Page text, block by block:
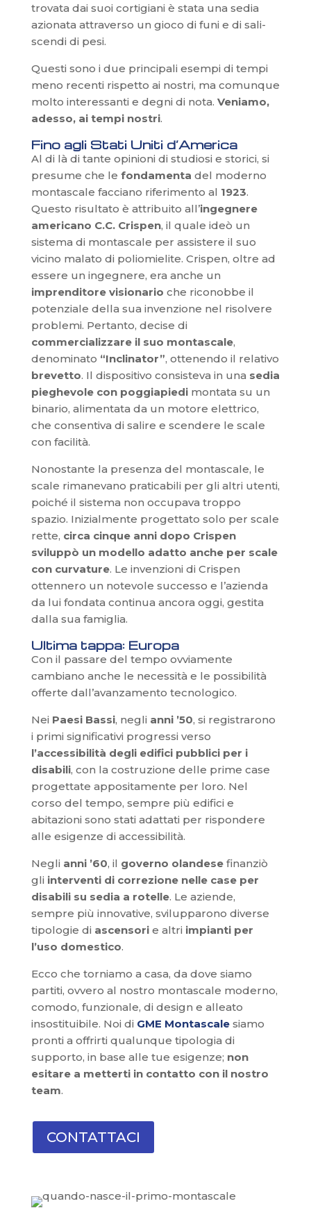
trovata dai suoi cortigiani è stata una sedia
azionata attraverso un gioco di funi e di sali-
scendi di pesi.
Questi sono i due principali esempi di tempi
meno recenti rispetto ai nostri, ma comunque
molto interessanti e degni di nota. Veniamo,
adesso, ai tempi nostri.
Fino agli Stati Uniti d’America
Al di là di tante opinioni di studiosi e storici, si
presume che le fondamenta del moderno
montascale facciano riferimento al 1923.
Questo risultato è attribuito all’ingegnere
americano C.C. Crispen, il quale ideò un
sistema di montascale per assistere il suo
vicino malato di poliomielite. Crispen, oltre ad
essere un ingegnere, era anche un
imprenditore visionario che riconobbe il
potenziale della sua invenzione nel risolvere
problemi. Pertanto, decise di
commercializzare il suo montascale,
denominato “Inclinator”, ottenendo il relativo
brevetto. Il dispositivo consisteva in una sedia
pieghevole con poggiapiedimontata su un
binario, alimentata da un motore elettrico,
che consentiva di salire e scendere le scale
con facilità.
Nonostante la presenza del montascale, le
scale rimanevano praticabili per gli altri utenti,
poiché il sistema non occupava troppo
spazio. Inizialmente progettato solo per scale
rette, circa cinque anni dopo Crispen
sviluppò un modello adatto anche per scale
con curvature. Le invenzioni di Crispen
ottennero un notevole successo e l’azienda
da lui fondata continua ancora oggi, gestita
dalla sua famiglia.
Ultima tappa: Europa
Con il passare del tempo ovviamente
cambiano anche le necessità e le possibilità
offerte dall’avanzamento tecnologico.
Nei Paesi Bassi, negli anni ’50, si registrarono
i primi significativi progressi verso
l’accessibilità degli edifici pubblici per i
disabili, con la costruzione delle prime case
progettate appositamente per loro. Nel
corso del tempo, sempre più edifici e
abitazioni sono stati adattati per rispondere
alle esigenze di accessibilità.
Negli anni ’60, il governo olandesefinanziò
gli interventi di correzione nelle case per
disabili su sedia a rotelle. Le aziende,
sempre più innovative, svilupparono diverse
tipologie di ascensorie altri impianti per
l’uso domestico.
Ecco che torniamo a casa, da dove siamo
partiti, ovvero al nostro montascale moderno,
comodo, funzionale, di design e alleato
insostituibile. Noi di GME Montascalesiamo
pronti a offrirti qualunque tipologia di
supporto, in base alle tue esigenze; non
esitare a metterti in contatto con il nostro
team.
CONTATTACI